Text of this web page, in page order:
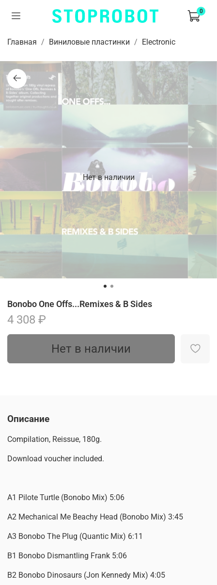
0
Главная Виниловые пластинки Electronic
Нет в наличии
Bonobo One Offs...Remixes & B Sides
4 308 ₽
Нет в наличии
Описание
Compilation, Reissue, 180g.
Download voucher included.
A1 Pilote Turtle (Bonobo Mix) 5:06
A2 Mechanical Me Beachy Head (Bonobo Mix) 3:45
A3 Bonobo The Plug (Quantic Mix) 6:11
B1 Bonobo Dismantling Frank 5:06
B2 Bonobo Dinosaurs (Jon Kennedy Mix) 4:05